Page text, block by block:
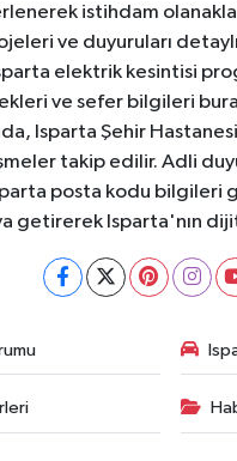
istihdam
ve duyuruları
elektrik kesintisi
ve sefer bilgileri
Isparta Şehir
takip edilir. Adli
posta kodu bilgileri
getirerek Isparta'nın